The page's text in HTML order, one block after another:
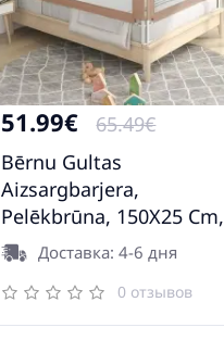
51.99€
65.49€
Bērnu Gultas
Aizsargbarjera,
Pelēkbrūna, 150X25 Cm,
Audums Vidaxl
Доставка: 4-6 дня
0 отзывов